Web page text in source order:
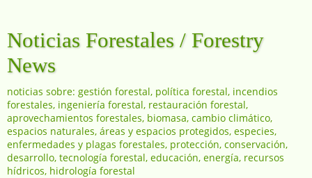
Noticias Forestales / Forestry
News
noticias sobre: gestión forestal, política forestal, incendios
forestales, ingeniería forestal, restauración forestal,
aprovechamientos forestales, biomasa, cambio climático,
espacios naturales, áreas y espacios protegidos, especies,
enfermedades y plagas forestales, protección, conservación,
desarrollo, tecnología forestal, educación, energía, recursos
hídricos, hidrología forestal